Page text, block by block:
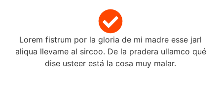
Lorem fistrum por la gloria de mi madre esse jarl
aliqua llevame al sircoo. De la pradera ullamco qué
dise usteer está la cosa muy malar.